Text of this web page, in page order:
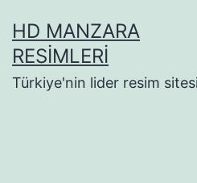
geçHD MANZARA
RESIMLERI
Türkiye'nin lider resim sitesi